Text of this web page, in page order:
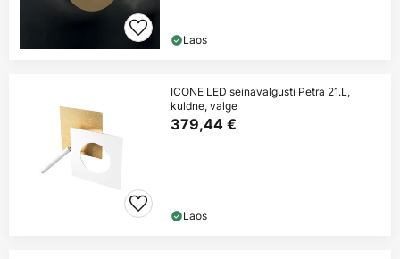
Laos
ICONE LED seinavalgusti Petra 21.L,
kuldne, valge
379,44 €
Laos